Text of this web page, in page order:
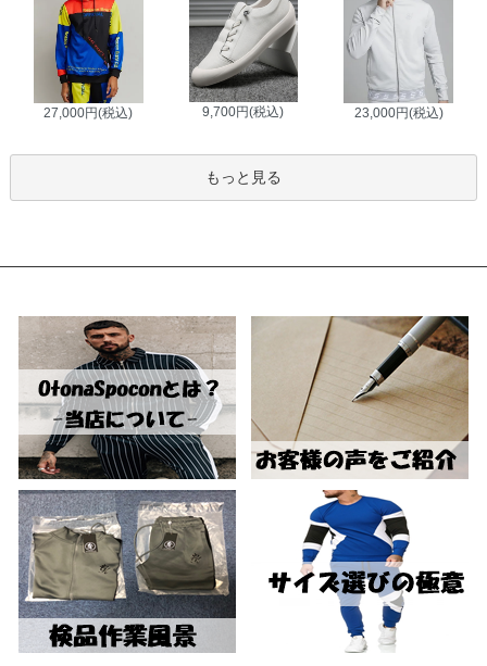
27,000円(税込) 9,700円(税込) 23,000円(税込)
もっと見る